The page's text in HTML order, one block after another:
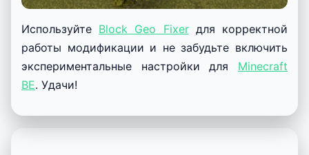
Используйте Block Geo Fixerдля корректной
работы модификации и не забудьте включить
экспериментальные настройки для Minecraft
BE. Удачи!